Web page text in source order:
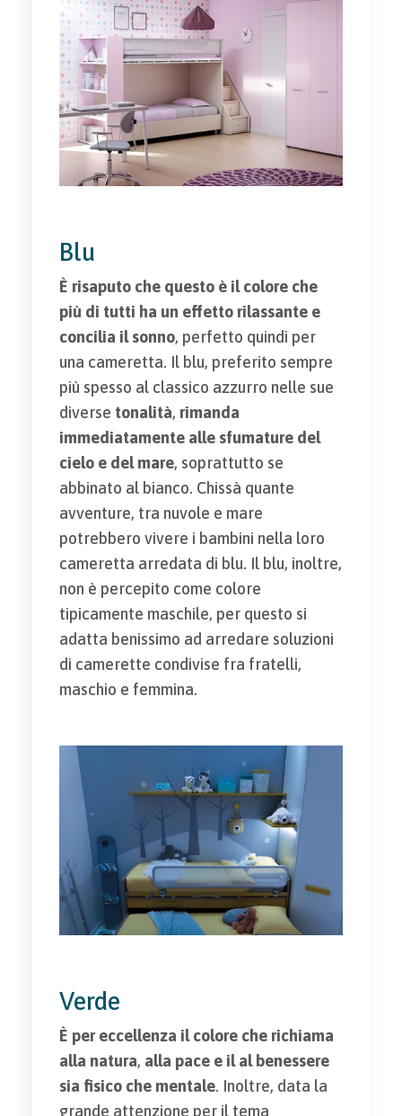
Blu
È risaputo che questo è il colore che
più di tutti ha un effetto rilassante e
concilia il sonno, perfetto quindi per
una cameretta. Il blu, preferito sempre
più spesso al classico azzurro nelle sue
diverse tonalità, rimanda
immediatamente alle sfumature del
cielo e del mare, soprattutto se
abbinato al bianco. Chissà quante
avventure, tra nuvole e mare
potrebbero vivere i bambini nella loro
cameretta arredata di blu. Il blu, inoltre,
non è percepito come colore
tipicamente maschile, per questo si
adatta benissimo ad arredare soluzioni
di camerette condivise fra fratelli,
maschio e femmina.
Verde
È per eccellenza il colore che richiama
alla natura, alla pace e il al benessere
sia fisico che mentale. Inoltre, data la
grande attenzione per il tema